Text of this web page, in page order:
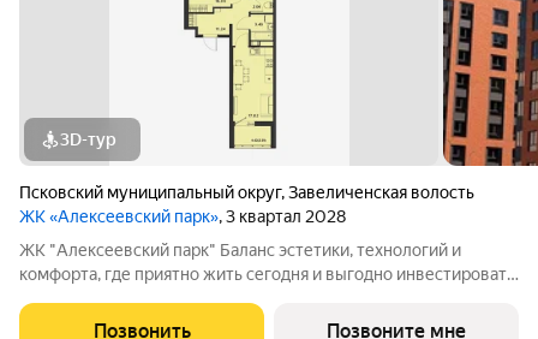
3D-тур
Псковский муниципальный округ,Завеличенская волость
ЖК «Алексеевский парк», 3 квартал 2028
ЖК "Алексеевский парк" Баланс эстетики, технологий и
комфорта, где приятно жить сегодня и выгодно инвестировать
современный проект комфорт класса в развивающемся
Позвонить Позвоните мне